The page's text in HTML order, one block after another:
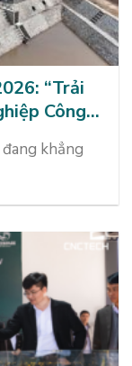
“Trải
Công
khẳng